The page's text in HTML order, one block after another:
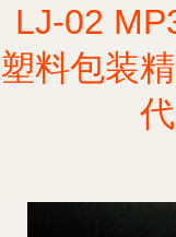
LJ-02
塑料包装